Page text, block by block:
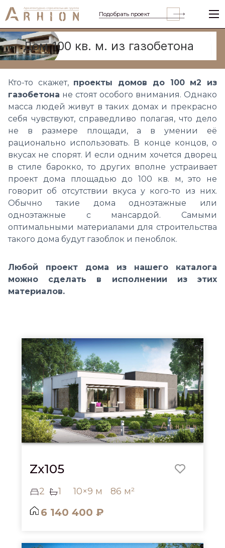
Подобрать проект
Дом 100 кв. м. из газобетона
Кто-то скажет, проекты домов до 100 м2 из
газобетона не стоят особого внимания. Однако
масса людей живут в таких домах и прекрасно
себя чувствуют, справедливо полагая, что дело
не в размере площади, а в умении её
рационально использовать. В конце концов, о
вкусах не спорят. И если одним хочется дворец
в стиле барокко, то других вполне устраивает
проект дома площадью до 100 кв. м, это не
говорит об отсутствии вкуса у кого-то из них.
Обычно такие дома одноэтажные или
одноэтажные с мансардой. Самыми
оптимальными материалами для строительства
такого дома будут газоблок и пеноблок.
Любой проект дома из нашего каталога
можно сделать в исполнении из этих
материалов.
Zx105
2 1 10×9 м 86 м²
6 140 400 ₽